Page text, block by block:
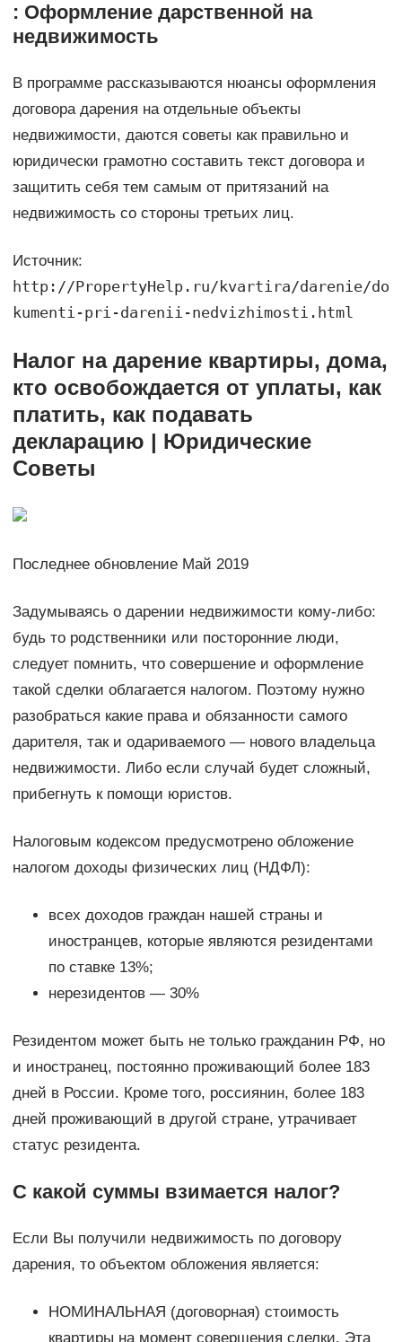
: Оформление дарственной на
недвижимость
В программе рассказываются нюансы оформления
договора дарения на отдельные объекты
недвижимости, даются советы как правильно и
юридически грамотно составить текст договора и
защитить себя тем самым от притязаний на
недвижимость со стороны третьих лиц.
Источник:
http://PropertyHelp.ru/kvartira/darenie/do
kumenti-pri-darenii-nedvizhimosti.html
Налог на дарение квартиры, дома,
кто освобождается от уплаты, как
платить, как подавать
декларацию | Юридические
Советы
Последнее обновление Май 2019
Задумываясь о дарении недвижимости кому-либо:
будь то родственники или посторонние люди,
следует помнить, что совершение и оформление
такой сделки облагается налогом. Поэтому нужно
разобраться какие права и обязанности самого
дарителя, так и одариваемого — нового владельца
недвижимости. Либо если случай будет сложный,
прибегнуть к помощи юристов.
Налоговым кодексом предусмотрено обложение
налогом доходы физических лиц (НДФЛ):
всех доходов граждан нашей страны и
иностранцев, которые являются резидентами
по ставке 13%;
нерезидентов — 30%
Резидентом может быть не только гражданин РФ, но
и иностранец, постоянно проживающий более 183
дней в России. Кроме того, россиянин, более 183
дней проживающий в другой стране, утрачивает
статус резидента.
С какой суммы взимается налог?
Если Вы получили недвижимость по договору
дарения, то объектом обложения является:
НОМИНАЛЬНАЯ (договорная) стоимость
квартиры на момент совершения сделки. Эта